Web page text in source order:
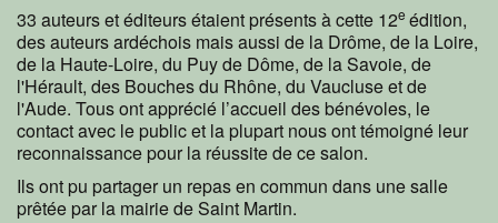
33 auteurs et éditeurs étaient présents à cette 12e édition,
des auteurs ardéchois mais aussi de la Drôme, de la Loire,
de la Haute-Loire, du Puy de Dôme, de la Savoie, de
l'Hérault, des Bouches du Rhône, du Vaucluse et de
l'Aude. Tous ont apprécié l’accueil des bénévoles, le
contact avec le public et la plupart nous ont témoigné leur
reconnaissance pour la réussite de ce salon.
Ils ont pu partager un repas en commun dans une salle
prêtée par la mairie de Saint Martin.